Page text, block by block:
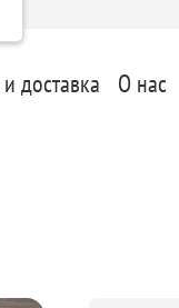
доставка О нас